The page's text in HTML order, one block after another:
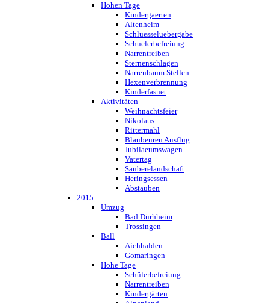
Hohen Tage
Kindergaerten
Altenheim
Schluesseluebergabe
Schuelerbefreiung
Narrentreiben
Sternenschlagen
Narrenbaum Stellen
Hexenverbrennung
Kinderfasnet
Aktivitäten
Weihnachtsfeier
Nikolaus
Rittermahl
Blaubeuren Ausflug
Jubilaeumswagen
Vatertag
Sauberelandschaft
Heringsessen
Abstauben
2015
Umzug
Bad Dürhheim
Trossingen
Ball
Aichhalden
Gomaringen
Hohe Tage
Schülerbefreiung
Narrentreiben
Kindergärten